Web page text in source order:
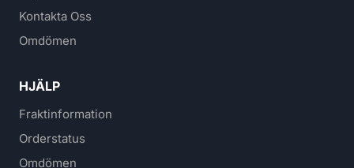
Kontakta Oss
Omdömen
HJÄLP
Fraktinformation
Orderstatus
Omdömen